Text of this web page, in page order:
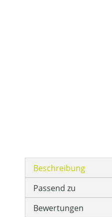
Beschreibung
Passend zu
Bewertungen